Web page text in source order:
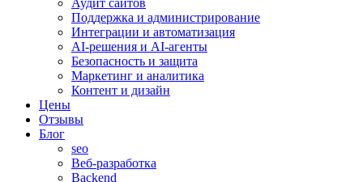
Аудит сайтов
Поддержка и администрирование
Интеграции и автоматизация
AI-решения и AI-агенты
Безопасность и защита
Маркетинг и аналитика
Контент и дизайн
Цены
Отзывы
Блог
seo
Веб-разработка
Backend